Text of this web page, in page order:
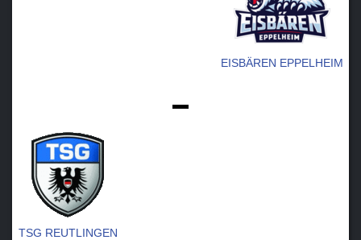
EISBÄREN EPPELHEIM
-
TSG REUTLINGEN